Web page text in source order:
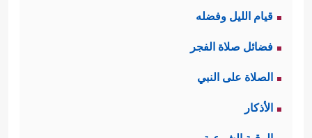
قيام الليل وفضله
فضائل صلاة الفجر
الصلاة على النبي
الأذكار